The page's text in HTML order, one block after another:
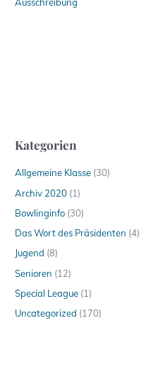
Kategorien
Allgemeine Klasse (30)
Archiv 2020 (1)
Bowlinginfo (30)
Das Wort des Präsidenten (4)
Jugend (8)
Senioren (12)
Special League (1)
Uncategorized (170)